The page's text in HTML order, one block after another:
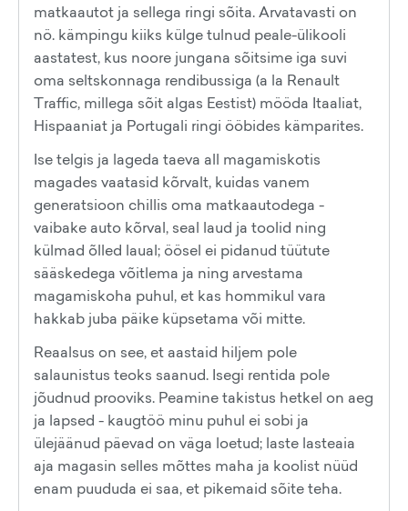
matkaautot ja sellega ringi sõita. Arvatavasti on
nö. kämpingu kiiks külge tulnud peale-ülikooli
aastatest, kus noore jungana sõitsime iga suvi
oma seltskonnaga rendibussiga (a la Renault
Traffic, millega sõit algas Eestist) mööda Itaaliat,
Hispaaniat ja Portugali ringi ööbides kämparites.
Ise telgis ja lageda taeva all magamiskotis
magades vaatasid kõrvalt, kuidas vanem
generatsioon chillis oma matkaautodega -
vaibake auto kõrval, seal laud ja toolid ning
külmad õlled laual; öösel ei pidanud tüütute
sääskedega võitlema ja ning arvestama
magamiskoha puhul, et kas hommikul vara
hakkab juba päike küpsetama või mitte.
Reaalsus on see, et aastaid hiljem pole
salaunistus teoks saanud. Isegi rentida pole
jõudnud prooviks. Peamine takistus hetkel on aeg
ja lapsed - kaugtöö minu puhul ei sobi ja
ülejäänud päevad on väga loetud; laste lasteaia
aja magasin selles mõttes maha ja koolist nüüd
enam puududa ei saa, et pikemaid sõite teha.